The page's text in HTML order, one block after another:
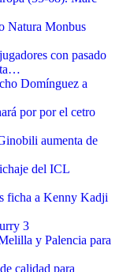
Natura Monbus
con pasado
Domínguez a
por por el cetro
aumenta de
del ICL
ficha a Kenny Kadji
3
y Palencia para
calidad para